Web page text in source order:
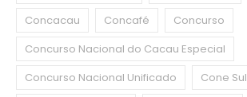
Concacau
Concafé
Concurso
Concurso Nacional do Cacau Especial
Concurso Nacional Unificado
Cone Sul